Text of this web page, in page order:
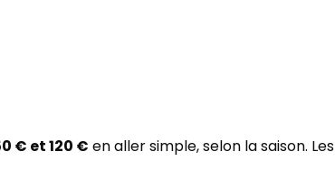
€ et 120 € en aller simple, selon la saison. Les